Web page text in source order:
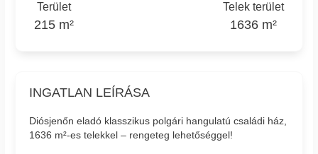
Terület
215 m²
Telek terület
1636 m²
INGATLAN LEÍRÁSA
Diósjenőn eladó klasszikus polgári hangulatú családi ház,
1636 m²-es telekkel – rengeteg lehetőséggel!